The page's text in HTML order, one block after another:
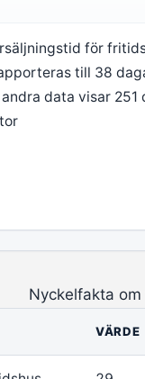
för
till 38
data visar 251
Nyckelfakta
VÄRDE